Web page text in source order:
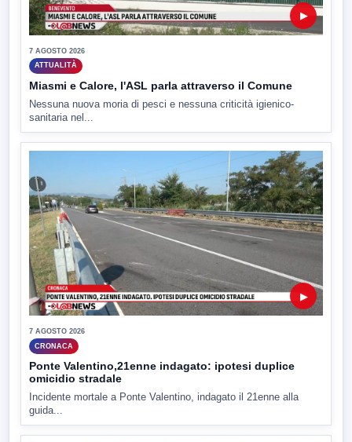
▶
7 AGOSTO 2026
ATTUALITÀ
Miasmi e Calore, l'ASL parla attraverso il Comune
Nessuna nuova moria di pesci e nessuna criticità igienico-
sanitaria nel...
▶
7 AGOSTO 2026
CRONACA
Ponte Valentino,21enne indagato: ipotesi duplice
omicidio stradale
Incidente mortale a Ponte Valentino, indagato il 21enne alla
guida...